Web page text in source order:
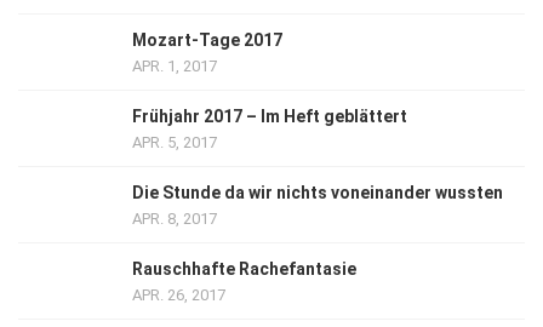
Mozart-Tage 2017
APR. 1, 2017
Frühjahr 2017 – Im Heft geblättert
APR. 5, 2017
Die Stunde da wir nichts voneinander wussten
APR. 8, 2017
Rauschhafte Rachefantasie
APR. 26, 2017